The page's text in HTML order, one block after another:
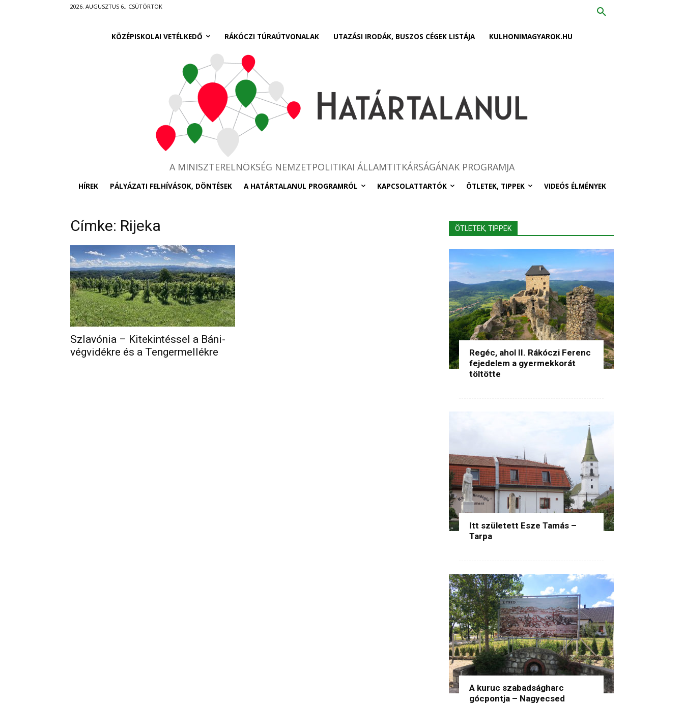
2026. AUGUSZTUS 6., CSÜTÖRTÖK
KÖZÉPISKOLAI VETÉLKEDŐ RÁKÓCZI TÚRAÚTVONALAK UTAZÁSI IRODÁK, BUSZOS CÉGEK LISTÁJA KULHONIMAGYAROK.HU
A MINISZTERELNÖKSÉG NEMZETPOLITIKAI ÁLLAMTITKÁRSÁGÁNAK PROGRAMJA
HÍREK PÁLYÁZATI FELHÍVÁSOK, DÖNTÉSEK A HATÁRTALANUL PROGRAMRÓL KAPCSOLATTARTÓK ÖTLETEK, TIPPEK VIDEÓS ÉLMÉNYEK
Címke: Rijeka
Szlavónia – Kitekintéssel a Báni-
végvidékre és a Tengermellékre
ÖTLETEK, TIPPEK
Regéc, ahol II. Rákóczi Ferenc
fejedelem a gyermekkorát
töltötte
Itt született Esze Tamás –
Tarpa
A kuruc szabadságharc
gócpontja – Nagyecsed